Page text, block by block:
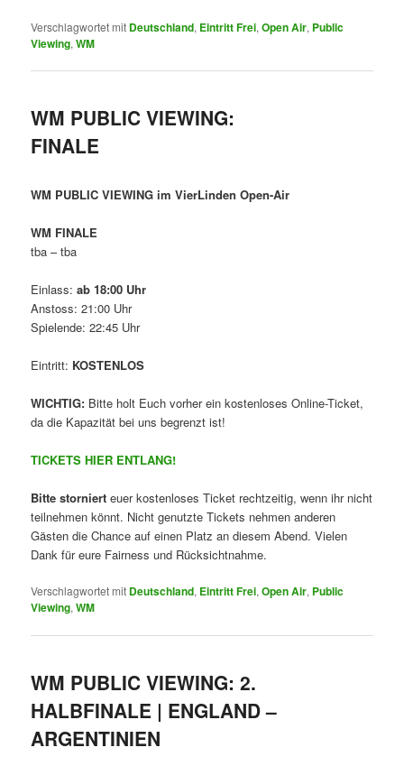
Verschlagwortet mit Deutschland, Eintritt Frei,Open Air, Public
Viewing,WM
WM PUBLIC VIEWING:
FINALE
WM PUBLIC VIEWING im VierLinden Open-Air
WM FINALE
tba – tba
Einlass:ab 18:00 Uhr
Anstoss: 21:00 Uhr
Spielende: 22:45 Uhr
Eintritt: KOSTENLOS
WICHTIG: Bitte holt Euch vorher ein kostenloses Online-Ticket,
da die Kapazität bei uns begrenzt ist!
TICKETS HIER ENTLANG!
Bitte storniert euer kostenloses Ticket rechtzeitig, wenn ihr nicht
teilnehmen könnt. Nicht genutzte Tickets nehmen anderen
Gästen die Chance auf einen Platz an diesem Abend. Vielen
Dank für eure Fairness und Rücksichtnahme.
Verschlagwortet mit Deutschland, Eintritt Frei,Open Air, Public
Viewing,WM
WM PUBLIC VIEWING: 2.
HALBFINALE | ENGLAND –
ARGENTINIEN